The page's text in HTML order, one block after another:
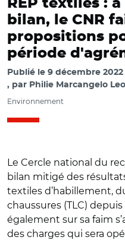
REP textiles :
bilan, le CNR
propositions
période
Publié le 9 décembre 2022
par Philie Marcangelo
Environnement
Le Cercle national du
bilan mitigé des
textiles d’habillement,
chaussures (TLC)
également sur sa faim
des charges qui sera